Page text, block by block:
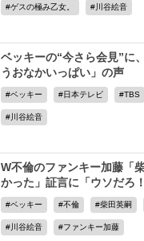
ゲスの極み乙女。 川谷絵音
ベッキーの“今さら会見”に
うおなかいっぱい」の声
ベッキー 日本テレビ TBS
川谷絵音
W不倫のファンキー加藤「
かった」証言に「ウソだろ
ベッキー 不倫 柴田英嗣
川谷絵音 ファンキー加藤